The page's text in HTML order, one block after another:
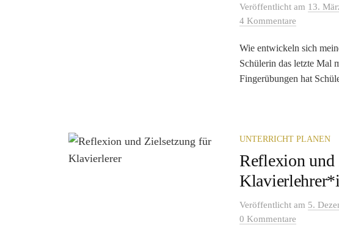
Veröffentlicht am 13.
4 Kommentare
Wie entwickeln sich
Schülerin das letzte Mal
Fingerübungen hat
UNTERRICHT PLANEN
Reflexion
Veröffentlicht am 5.
0 Kommentare